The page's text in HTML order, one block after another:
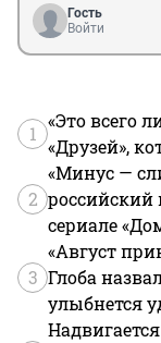
Гость
Войти
1
«Это всего
«Друзей»,
2
«Минус —
российский
сериале
3
«Август
Глоба
улыбнется